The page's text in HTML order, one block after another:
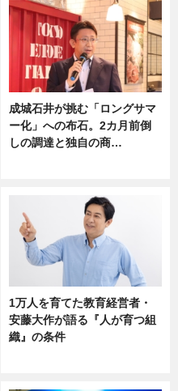
成城石井が挑む「ロングサマ
ー化」への布石。2カ月前倒
しの調達と独自の商…
1万人を育てた教育経営者・
安藤大作が語る『人が育つ組
織』の条件